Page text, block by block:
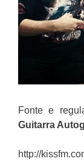
Fonte e
Guitarra
http://